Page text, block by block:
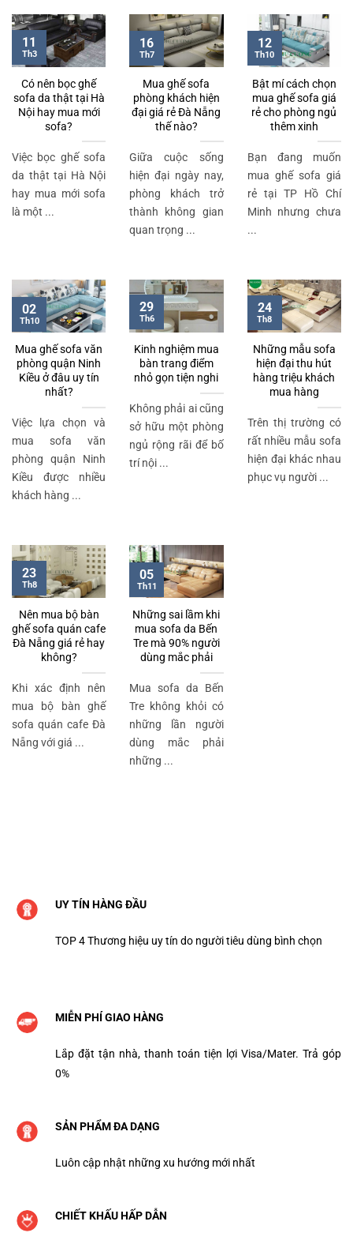
Có nên bọc ghế
sofa da thật tại Hà
Nội hay mua mới
sofa?
Việc bọc ghế sofa
da thật tại Hà Nội
hay mua mới sofa
là một ...
11
Th3
Mua ghế sofa
phòng khách hiện
đại giá rẻ Đà Nẵng
thế nào?
Giữa cuộc sống
hiện đại ngày nay,
phòng khách trở
thành không gian
quan trọng ...
16
Th7
Bật mí cách chọn
mua ghế sofa giá
rẻ cho phòng ngủ
thêm xinh
Bạn đang muốn
mua ghế sofa giá
rẻ tại TP Hồ Chí
Minh nhưng chưa
...
12
Th10
Mua ghế sofa văn
phòng quận Ninh
Kiều ở đâu uy tín
nhất?
Việc lựa chọn và
mua sofa văn
phòng quận Ninh
Kiều được nhiều
khách hàng ...
02
Th10
Kinh nghiệm mua
bàn trang điểm
nhỏ gọn tiện nghi
Không phải ai cũng
sở hữu một phòng
ngủ rộng rãi để bố
trí nội ...
29
Th6
Những mẫu sofa
hiện đại thu hút
hàng triệu khách
mua hàng
Trên thị trường có
rất nhiều mẫu sofa
hiện đại khác nhau
phục vụ người ...
24
Th8
Nên mua bộ bàn
ghế sofa quán cafe
Đà Nẵng giá rẻ hay
không?
Khi xác định nên
mua bộ bàn ghế
sofa quán cafe Đà
Nẵng với giá ...
23
Th8
Những sai lầm khi
mua sofa da Bến
Tre mà 90% người
dùng mắc phải
Mua sofa da Bến
Tre không khỏi có
những lần người
dùng mắc phải
những ...
05
Th11
UY TÍN HÀNG ĐẦU
TOP 4 Thương hiệu uy tín do người tiêu dùng bình chọn
MIỄN PHÍ GIAO HÀNG
Lắp đặt tận nhà, thanh toán tiện lợi Visa/Mater. Trả góp
0%
SẢN PHẨM ĐA DẠNG
Luôn cập nhật những xu hướng mới nhất
CHIẾT KHẤU HẤP DẪN